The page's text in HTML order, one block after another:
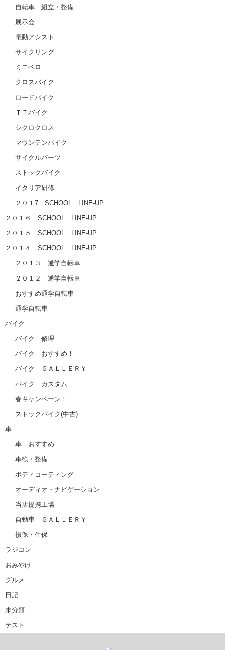
自転車 組立・整備
展示会
電動アシスト
サイクリング
ミニベロ
クロスバイク
ロードバイク
ＴＴバイク
シクロクロス
マウンテンバイク
サイクルパーツ
ストックバイク
イタリア研修
２０１7 SCHOOL LINE-UP
２０１６ SCHOOL LINE-UP
２０１５ SCHOOL LINE-UP
２０１４ SCHOOL LINE-UP
２０１３ 通学自転車
２０１２ 通学自転車
おすすめ通学自転車
通学自転車
バイク
バイク 修理
バイク おすすめ！
バイク ＧＡＬＬＥＲＹ
バイク カスタム
春キャンペーン！
ストックバイク(中古)
車
車 おすすめ
車検・整備
ボディコーティング
オーディオ・ナビゲーション
当店提携工場
自動車 ＧＡＬＬＥＲＹ
損保・生保
ラジコン
おみやげ
グルメ
日記
未分類
テスト